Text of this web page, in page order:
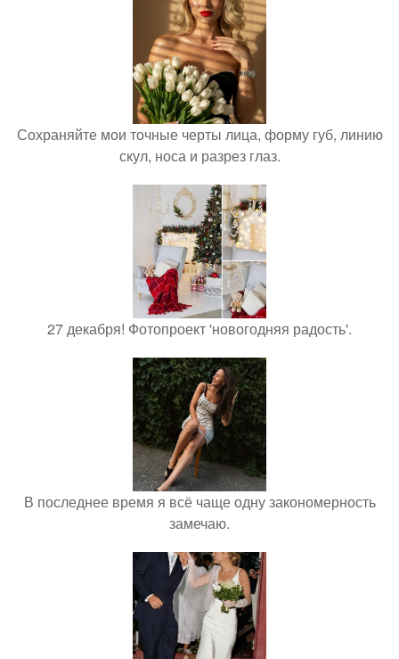
Сохраняйте мои точные черты лица, форму губ, линию
скул, носа и разрез глаз.
27 декабря! Фотопроект 'новогодняя радость'.
В последнее время я всё чаще одну закономерность
замечаю.